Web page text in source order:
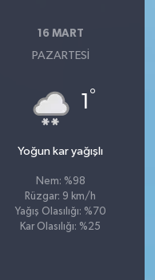
16 MART
PAZARTESI
1 °
Yoğun kar yağışlı
Nem: %98
Rüzgar: 9 km/h
Yağış Olasılığı: %70
Kar Olasılığı: %25